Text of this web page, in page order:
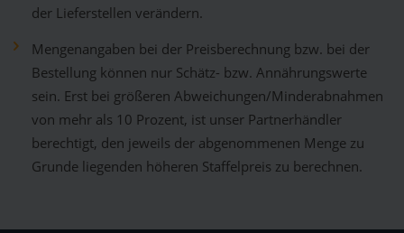
der Lieferstellen verändern.
Mengenangaben bei der Preisberechnung bzw. bei der
Bestellung können nur Schätz- bzw. Annährungswerte
sein. Erst bei größeren Abweichungen/Minderabnahmen
von mehr als 10 Prozent, ist unser Partnerhändler
berechtigt, den jeweils der abgenommenen Menge zu
Grunde liegenden höheren Staffelpreis zu berechnen.